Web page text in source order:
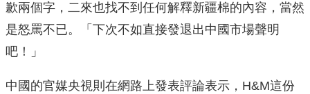
歉兩個字，二來也找不到任何解釋新疆棉的內容，當然
是怒罵不已。「下次不如直接發退出中國市場聲明
吧！」
中國的官媒央視則在網路上發表評論表示，H&M這份